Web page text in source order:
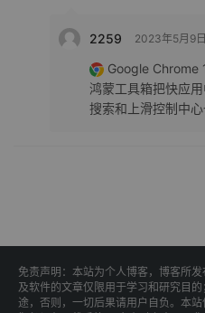
2259 2023年5月9
Google Chrome
鸿蒙工具箱把快应
搜索和上滑控制中
免责声明：本站为个人博客，博客所
及软件的文章仅限用于学习和研究目
途，否则，一切后果请用户自负。本